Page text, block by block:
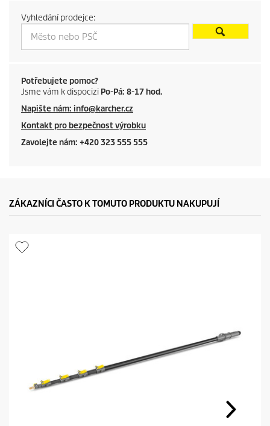
Vyhledání prodejce:
Potřebujete pomoc?
Jsme vám k dispocizi Po-Pá: 8-17 hod.
Napište nám: info@karcher.cz
Kontakt pro bezpečnost výrobku
Zavolejte nám: +420 323 555 555
ZÁKAZNÍCI ČASTO K TOMUTO PRODUKTU NAKUPUJÍ